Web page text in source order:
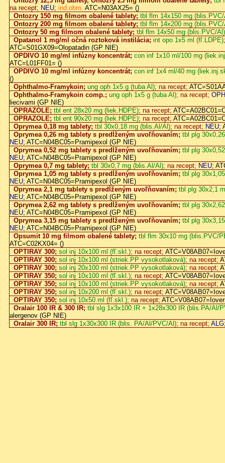
na recept; NEU; ind.obm. ATC=N03AX25= ()
Ontozry 150 mg filmom obalené tablety; tbl flm 14x150 mg
Ontozry 200 mg filmom obalené tablety; tbl flm 14x200 mg
Ontozry 50 mg filmom obalené tablety; tbl flm 14x50 mg (blis.PVC/Al)
Opatanol 1 mg/ml očná roztoková instilácia; int opo 1x5 ml (fľ.LDPE)
ATC=S01GX09=Olopatadin (GP NIE)
OPDIVO 10 mg/ml infúzny koncentrát; con inf 1x10 ml/100 mg
ATC=L01FF01= ()
OPDIVO 10 mg/ml infúzny koncentrát; con inf 1x4 ml/40 mg
()
Ophthalmo-Framykoin; ung oph 1x5 g (tuba Al); na recept;
Ophthalmo-Framykoin comp.; ung oph 1x5 g (tuba Al); na recept;
liecivami (GP NIE)
OPRAZOLE; tbl ent 28x20 mg (liek.HDPE); na recept;
OPRAZOLE; tbl ent 90x20 mg (liek.HDPE); na recept;
Oprymea 0,18 mg tablety; tbl 30x0,18 mg (blis.Al/Al); na recept; NEU;
Oprymea 0,26 mg tablety s predĺženým uvoľňovaním; tbl plg
NEU; ATC=N04BC05=Pramipexol (GP NIE)
Oprymea 0,52 mg tablety s predĺženým uvoľňovaním; tbl plg
NEU; ATC=N04BC05=Pramipexol (GP NIE)
Oprymea 0,7 mg tablety; tbl 30x0,7 mg (blis.Al/Al); na recept; NEU;
Oprymea 1,05 mg tablety s predĺženým uvoľňovaním; tbl plg
NEU; ATC=N04BC05=Pramipexol (GP NIE)
Oprymea 2,1 mg tablety s predĺženým uvoľňovaním; tbl plg 30x2,1
NEU; ATC=N04BC05=Pramipexol (GP NIE)
Oprymea 2,62 mg tablety s predĺženým uvoľňovaním; tbl plg
NEU; ATC=N04BC05=Pramipexol (GP NIE)
Oprymea 3,15 mg tablety s predĺženým uvoľňovaním; tbl plg
NEU; ATC=N04BC05=Pramipexol (GP NIE)
Opsumit 10 mg filmom obalené tablety; tbl flm 30x10 mg (blis.PVC/
ATC=C02KX04= ()
OPTIRAY 300; sol inj 10x100 ml (fľ.skl.); na recept;
OPTIRAY 300; sol inj 10x100 ml (striek.PP vysokotlaková); na recept;
OPTIRAY 300; sol inj 20x100 ml (striek.PP vysokotlaková); na recept;
OPTIRAY 350; sol inj 10x100 ml (fľ.skl.); na recept;
OPTIRAY 350; sol inj 10x100 ml (striek.PP vysokotlaková); na recept;
OPTIRAY 350; sol inj 10x200 ml (fľ.skl.); na recept;
OPTIRAY 350; sol inj 10x50 ml (fľ.skl.); na recept;
Oralair 100 IR & 300 IR; tbl slg 1x3x100 IR + 1x28x300 IR (blis.PA/Al/
alergenov (GP NIE)
Oralair 300 IR; tbl slg 1x30x300 IR (blis. PA/Al/PVC/Al); na recept;